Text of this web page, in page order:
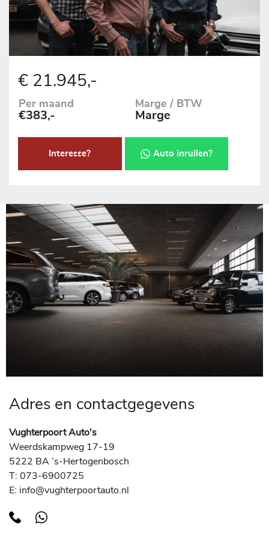
€ 21.945,-
Per maand
€383,-
Marge / BTW
Marge
Interesse? Auto inruilen?
Adres en contactgegevens
Vughterpoort Auto's
Weerdskampweg 17-19
5222 BA ’s-Hertogenbosch
T: 073-6900725
E: info@vughterpoortauto.nl